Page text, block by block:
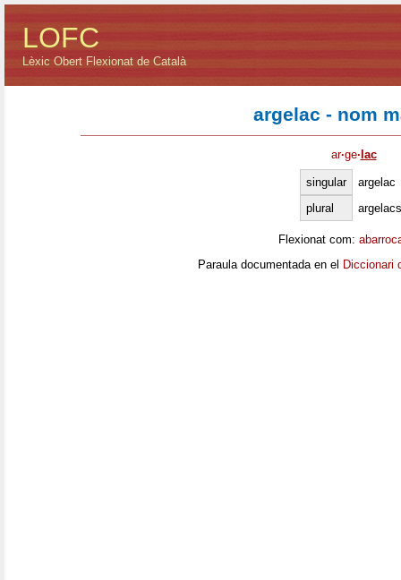
LOFC
Lèxic Obert Flexionat de Català
argelac - nom
ar·ge· lac
singular
argelac
plural
argelacs
Flexionat com:
Paraula documentada en el Diccionari